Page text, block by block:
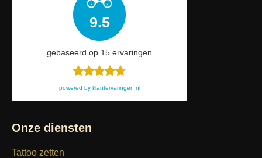
9.5
gebaseerd op 15 ervaringen
powered by klantervaringen.nl
Onze diensten
Tattoo zetten